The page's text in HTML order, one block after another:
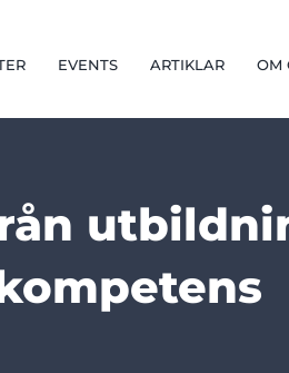
EVENTS ARTIKLAR OM